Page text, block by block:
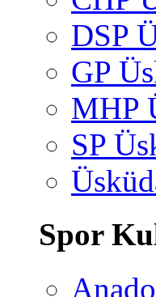
DSP
GP
MHP
SP
Spor